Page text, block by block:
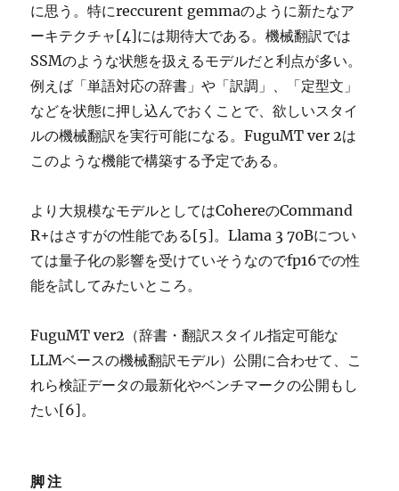
に思う。特にreccurent gemmaのように新たなア
ーキテクチャ[4]には期待大である。機械翻訳では
SSMのような状態を扱えるモデルだと利点が多い。
例えば「単語対応の辞書」や「訳調」、「定型文」
などを状態に押し込んでおくことで、欲しいスタイ
ルの機械翻訳を実行可能になる。FuguMT ver 2は
このような機能で構築する予定である。
より大規模なモデルとしてはCohereのCommand
R+はさすがの性能である[5]。Llama 3 70Bについ
ては量子化の影響を受けていそうなのでfp16での性
能を試してみたいところ。
FuguMT ver2（辞書・翻訳スタイル指定可能な
LLMベースの機械翻訳モデル）公開に合わせて、こ
れら検証データの最新化やベンチマークの公開もし
たい[6]。
脚注